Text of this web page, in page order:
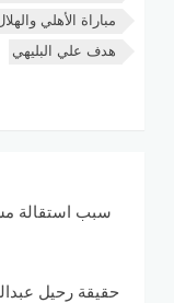
مباراة الأهلي
هدف علي البليهي
سبب استقالة
حقيقة رحيل